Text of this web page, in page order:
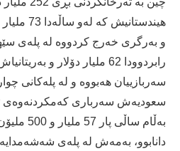
و به‌رگری خه‌رج كردووه‌ له‌ پله‌ی
سه‌ربازییان هه‌بووه‌ و له‌ پله‌كانی
سعودیه‌ش سه‌رباری كه‌مكردنه‌وه‌ی
به‌ڵام
دانابوو، به‌مه‌ش له‌ پله‌ی